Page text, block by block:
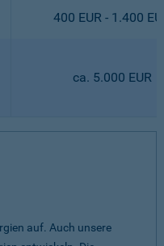
400 EUR - 1.400
ca. 5.000 EUR
auf. Auch unsere